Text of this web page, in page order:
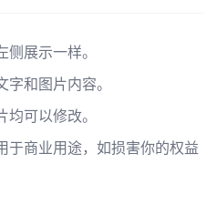
展示一样。
和图片内容。
可以修改。
于商业用途，如损害你的权益